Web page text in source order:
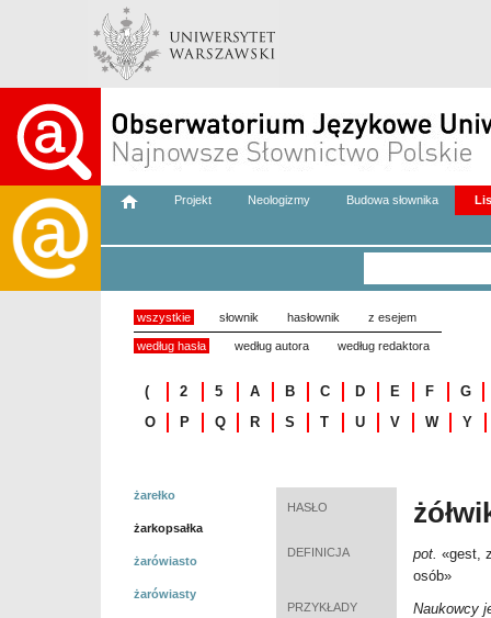
Projekt Neologizmy Budowa słownika
wszystkie słownik hasłownik z esejem
według hasła według autora według redaktora
( 2 5 A B C D E F
G
O
P Q R S T U V W Y
żarełko
żarkopsałka
żarówiasto
żarówiasty
HASŁO
DEFINICJA pot. «gest,
osób»
PRZYKŁADY
Naukowcy